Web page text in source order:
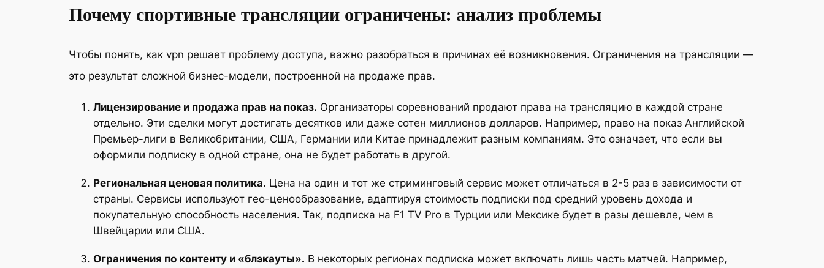
Почему спортивные трансляции ограничены: анализ проблемы
Чтобы понять, как vpn решает проблему доступа, важно разобраться в причинах её возникновения. Ограничения на трансляции —
это результат сложной бизнес-модели, построенной на продаже прав.
Лицензирование и продажа прав на показ. Организаторы соревнований продают права на трансляцию в каждой стране
отдельно. Эти сделки могут достигать десятков или даже сотен миллионов долларов. Например, право на показ Английской
Премьер-лиги в Великобритании, США, Германии или Китае принадлежит разным компаниям. Это означает, что если вы
оформили подписку в одной стране, она не будет работать в другой.
Региональная ценовая политика. Цена на один и тот же стриминговый сервис может отличаться в 2-5 раз в зависимости от
страны. Сервисы используют гео-ценообразование, адаптируя стоимость подписки под средний уровень дохода и
покупательную способность населения. Так, подписка на F1 TV Pro в Турции или Мексике будет в разы дешевле, чем в
Швейцарии или США.
Ограничения по контенту и «блэкауты». В некоторых регионах подписка может включать лишь часть матчей. Например,